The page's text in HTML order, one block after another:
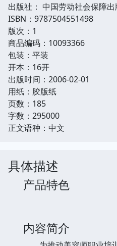
出版社： 中国劳动社会保障出
ISBN：9787504551498
版次：1
商品编码：10093366
包装：平装
开本：16开
出版时间：2006-02-01
用纸：胶版纸
页数：185
字数：295000
正文语种：中文
具体描述
产品特色
内容简介